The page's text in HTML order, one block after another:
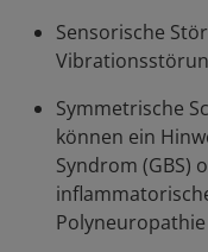
Sensorische
Symmetrische
können ein
Syndrom (GBS)
Polyneuropathie